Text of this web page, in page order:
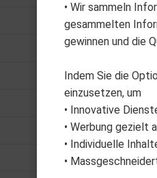
• Wir sammeln
gesammelten
gewinnen und die
Indem Sie die
einzusetzen, um
• Innovative
• Werbung gezielt
• Individuelle
•